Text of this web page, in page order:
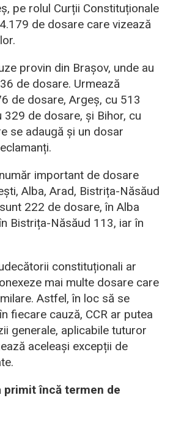
pe rolul Curții Constituționale
de dosare care vizează
provin din Brașov, unde au
de dosare. Urmează
de dosare, Argeș, cu 513
329 de dosare, și Bihor, cu
se adaugă și un dosar
important de dosare
Alba, Arad, Bistrița-Năsăud
222 de dosare, în Alba
Bistrița-Năsăud 113, iar în
constituționali ar
mai multe dosare care
Astfel, în loc să se
fiecare cauză, CCR ar putea
generale, aplicabile tuturor
aceleași excepții de
primit încă termen de